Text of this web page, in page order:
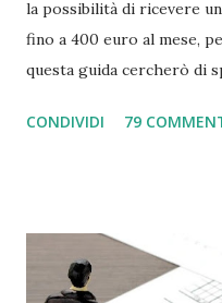
la possibilità di ricevere
fino a 400 euro al mese,
questa guida cercherò di
(per il sussidio di 400
con più di 65 anni d'età e
come indicato per
CONDIVIDI 79